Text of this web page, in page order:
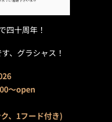
四十周年！
、グラシャス！
〜open
、1フード付き)